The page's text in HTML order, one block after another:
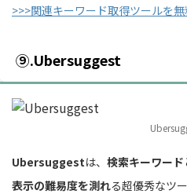
>>>関連キーワード取得ツールを
⑨.Ubersuggest
Ubersuggestは、 検索キーワード
表示の難易度を測れる超優秀なツー